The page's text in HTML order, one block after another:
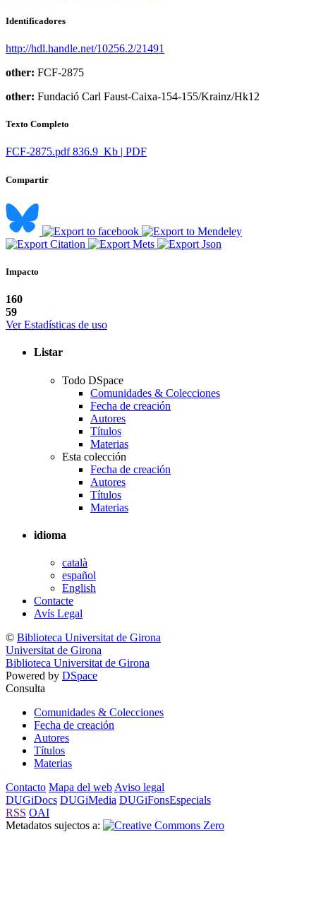
Identificadores
http://hdl.handle.net/10256.2/21491
other: FCF-2875
other: Fundació Carl Faust-Caixa-154-155/Krainz/Hk12
Texto Completo
FCF-2875.pdf 836.9 Kb | PDF
Compartir
Impacto
160
59
Ver Estadísticas de uso
Listar
Todo DSpace
Comunidades & Colecciones
Fecha de creación
Autores
Títulos
Materias
Esta colección
Fecha de creación
Autores
Títulos
Materias
idioma
català
español
English
Contacte
Avís Legal
© Biblioteca Universitat de Girona
Universitat de Girona
Biblioteca Universitat de Girona
Powered by DSpace
Consulta
Comunidades & Colecciones
Fecha de creación
Autores
Títulos
Materias
Contacto Mapa del web Aviso legal
DUGiDocs DUGiMedia DUGiFonsEspecials
RSS OAI
Metadatos sujectos a: